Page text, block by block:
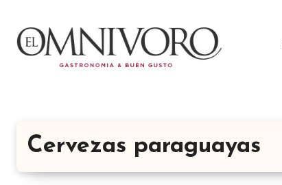
contenido
Cervezas paraguayas